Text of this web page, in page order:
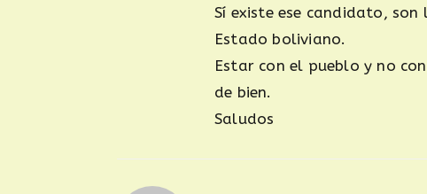
Sí existe ese candidato,
Estado boliviano.
Estar con el pueblo y no
de bien.
Saludos